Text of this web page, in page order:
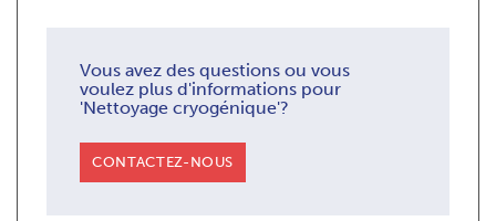
Vous avez des questions ou vous
voulez plus d'informations pour
'Nettoyage cryogénique'?
CONTACTEZ-NOUS